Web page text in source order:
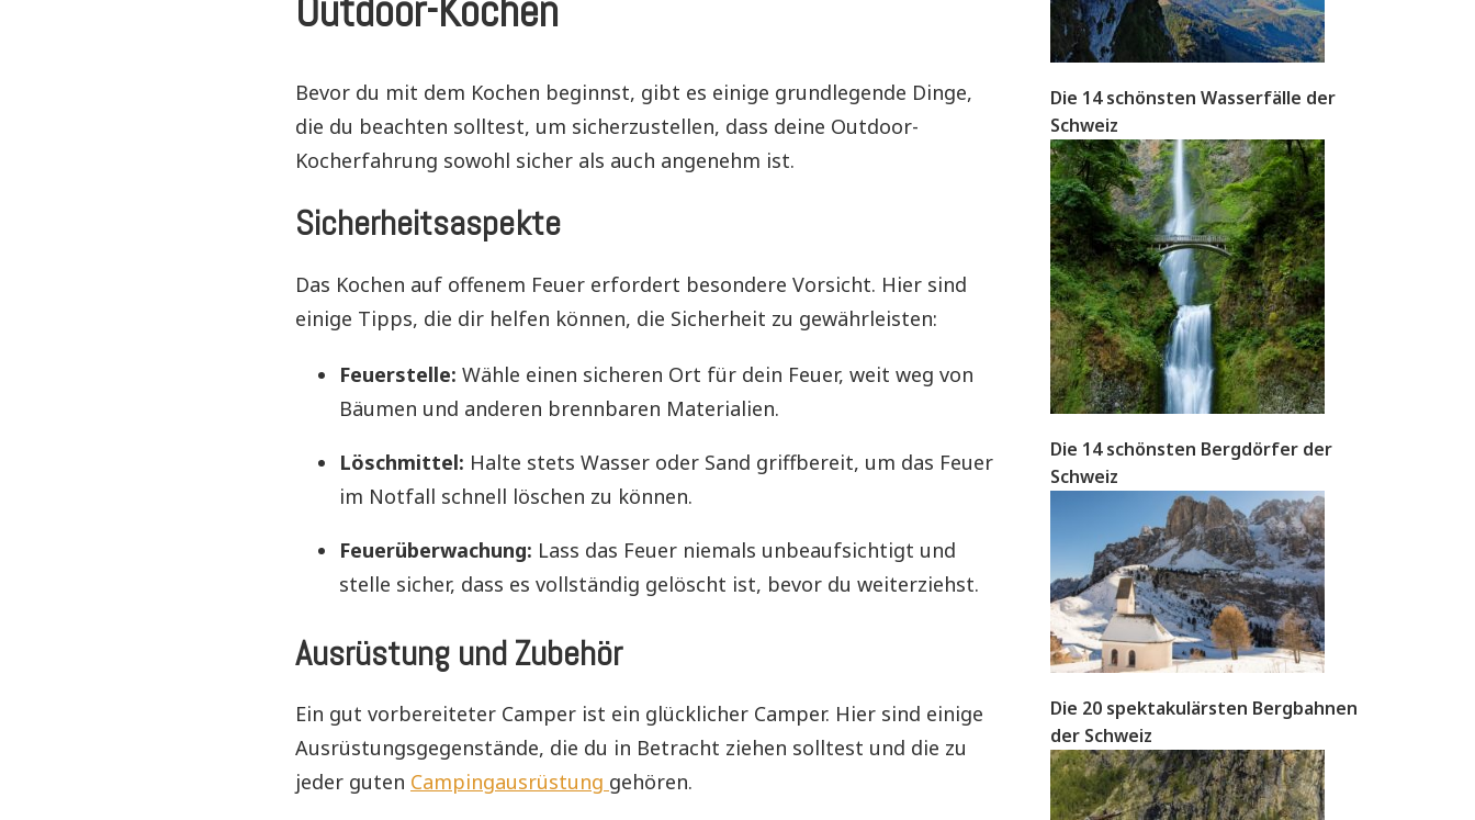
Outdoor-Kochen
Bevor du mit dem Kochen beginnst, gibt es einige grundlegende Dinge,
die du beachten solltest, um sicherzustellen, dass deine Outdoor-
Kocherfahrung sowohl sicher als auch angenehm ist.
Sicherheitsaspekte
Das Kochen auf offenem Feuer erfordert besondere Vorsicht. Hier sind
einige Tipps, die dir helfen können, die Sicherheit zu gewährleisten:
Feuerstelle: Wähle einen sicheren Ort für dein Feuer, weit weg von
Bäumen und anderen brennbaren Materialien.
Löschmittel: Halte stets Wasser oder Sand griffbereit, um das Feuer
im Notfall schnell löschen zu können.
Feuerüberwachung: Lass das Feuer niemals unbeaufsichtigt und
stelle sicher, dass es vollständig gelöscht ist, bevor du weiterziehst.
Ausrüstung und Zubehör
Ein gut vorbereiteter Camper ist ein glücklicher Camper. Hier sind einige
Ausrüstungsgegenstände, die du in Betracht ziehen solltest und die zu
jeder guten Campingausrüstung gehören.
Die 14 schönsten Wasserfälle der
Schweiz
Die 14 schönsten Bergdörfer der
Schweiz
Die 20 spektakulärsten Bergbahnen
der Schweiz